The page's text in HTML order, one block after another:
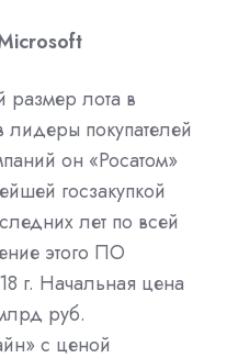
размер лота в
лидеры покупателей
он «Росатом»
госзакупкой
лет по всей
этого ПО
г. Начальная цена
руб.
с ценой